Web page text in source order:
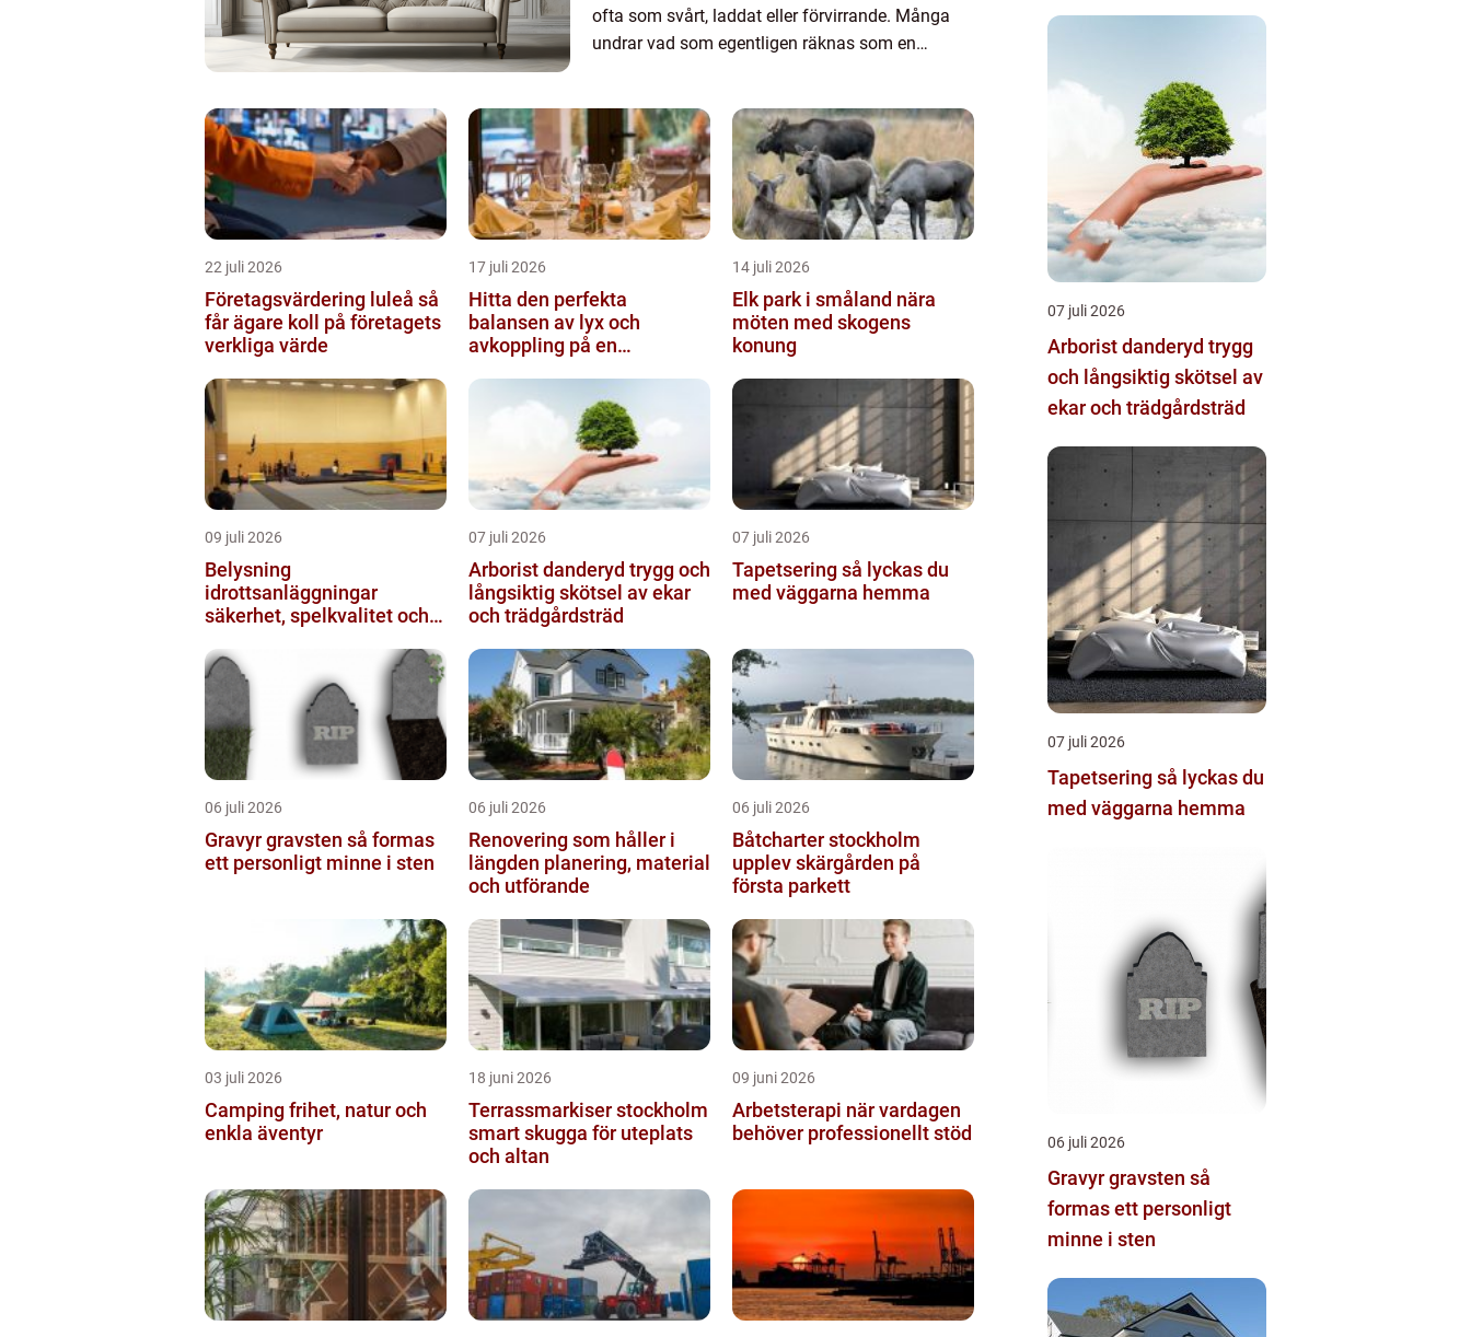
ofta som svårt, laddat eller förvirrande. Många
undrar vad som egentligen räknas som en
22 juli 2026
Företagsvärdering luleå så
får ägare koll på företagets
verkliga värde
17 juli 2026
Hitta den perfekta
balansen av lyx och
avkoppling på en
14 juli 2026
Elk park i småland nära
möten med skogens
konung
09 juli 2026
Belysning
idrottsanläggningar
säkerhet, spelkvalitet och
07 juli 2026
Arborist danderyd trygg och
långsiktig skötsel av ekar
och trädgårdsträd
07 juli 2026
Tapetsering så lyckas du
med väggarna hemma
06 juli 2026
Gravyr gravsten så formas
ett personligt minne i sten
06 juli 2026
Renovering som håller i
längden planering, material
och utförande
06 juli 2026
Båtcharter stockholm
upplev skärgården på
första parkett
03 juli 2026
Camping frihet, natur och
enkla äventyr
18 juni 2026
Terrassmarkiser stockholm
smart skugga för uteplats
och altan
09 juni 2026
Arbetsterapi när vardagen
behöver professionellt stöd
07 juli 2026
Arborist danderyd trygg
och långsiktig skötsel av
ekar och trädgårdsträd
07 juli 2026
Tapetsering så lyckas du
med väggarna hemma
06 juli 2026
Gravyr gravsten så
formas ett personligt
minne i sten